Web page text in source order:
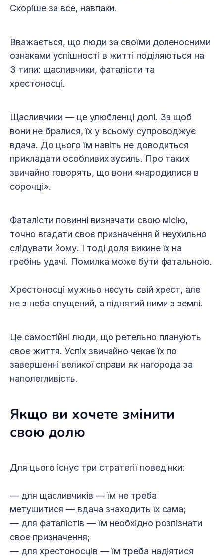
Скоріше за все, навпаки.
Вважається, що люди за своїми доленосними
ознаками успішності в житті поділяються на
3 типи: щасливчики, фаталісти та
хрестоносці.
Щасливчики — це улюбленці долі. За щоб
вони не бралися, їх у всьому супроводжує
вдача. До цього їм навіть не доводиться
прикладати особливих зусиль. Про таких
звичайно говорять, що вони «народилися в
сорочці».
Фаталісти повинні визначати свою місію,
точно вгадати своє призначення й неухильно
слідувати йому. І тоді доля викине їх на
гребінь удачі. Помилка може бути фатальною.
Хрестоносці мужньо несуть свій хрест, але
не з неба спущений, а піднятий ними з землі.
Це самостійні люди, що ретельно планують
своє життя. Успіх звичайно чекає їх по
завершенні великої справи як нагорода за
наполегливість.
Якщо ви хочете змінити
свою долю
Для цього існує три стратегії поведінки:
— для щасливчиків — їм не треба
метушитися — вдача знаходить їх сама;
— для фаталістів — їм необхідно розпізнати
своє призначення;
— для хрестоносців — їм треба надіятися